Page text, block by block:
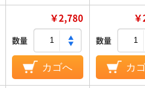
￥2,780
数量
カゴへ
数量
カ